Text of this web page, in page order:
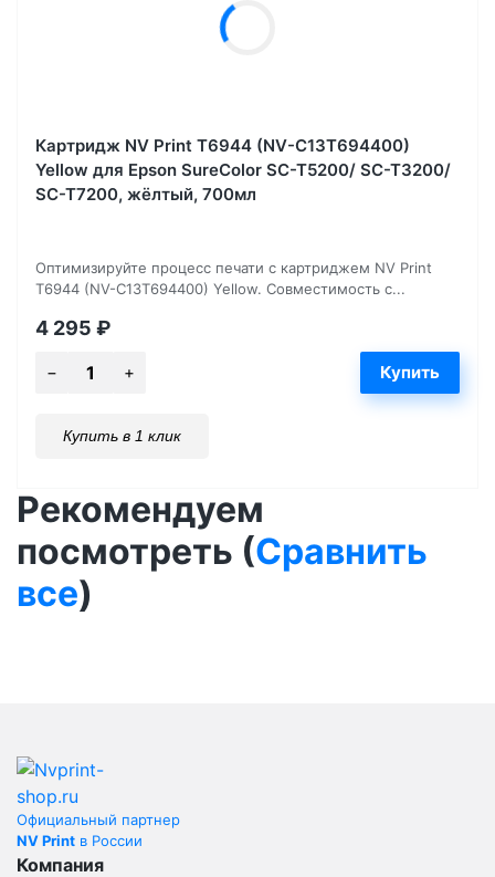
Картридж NV Print T6944 (NV-C13T694400)
Yellow для Epson SureColor SC-T5200/ SC-T3200/
SC-T7200, жёлтый, 700мл
Оптимизируйте процесс печати с картриджем NV Print
T6944 (NV-C13T694400) Yellow. Совместимость с...
4 295 ₽
Купить в 1 клик
Рекомендуем
посмотреть (Сравнить
все)
Официальный партнер
NV Print в России
Компания